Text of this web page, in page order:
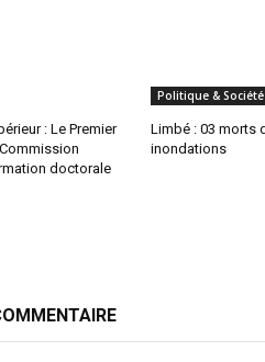
: Le Premier
doctorale
Politique & Société
Limbé : 03 morts
inondations